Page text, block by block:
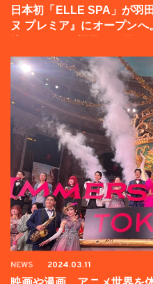
日本初「ELLE SPA」が羽
ヌ プレミア』にオープンへ
NEWS 2024.03.11